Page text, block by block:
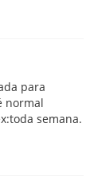
para
normal
semana.